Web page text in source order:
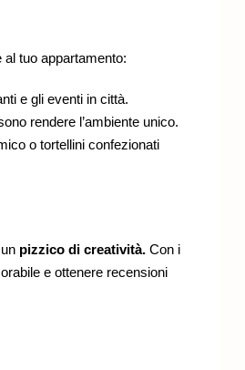
tuo appartamento:
e gli eventi in città.
rendere l’ambiente unico.
o tortellini confezionati
pizzico di creatività. Con i
e ottenere recensioni